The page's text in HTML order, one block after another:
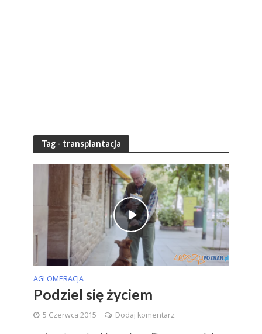
Tag - transplantacja
AGLOMERACJA
Podziel się życiem
5 Czerwca 2015 Dodaj komentarz